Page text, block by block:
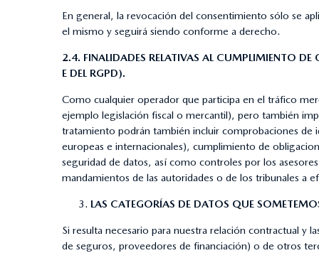
En general, la revocación del consentimiento sólo se
el mismo y seguirá siendo conforme a derecho.
2.4. FINALIDADES RELATIVAS AL CUMPLIMIENTO
E DEL RGPD).
Como cualquier operador que participa en el tráfico
ejemplo legislación fiscal o mercantil), pero también
tratamiento podrán también incluir comprobaciones de
europeas e internacionales), cumplimiento de
seguridad de datos, así como controles por los
mandamientos de las autoridades o de los tribunales a
LAS CATEGORÍAS DE DATOS QUE
Si resulta necesario para nuestra relación contractual y
de seguros, proveedores de financiación) o de otros